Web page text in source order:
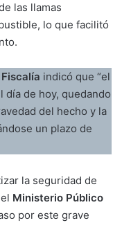
las llamas
lo que facilitó
indicó que “el
de hoy, quedando
del hecho y la
un plazo de
la seguridad de
Ministerio Público
por este grave